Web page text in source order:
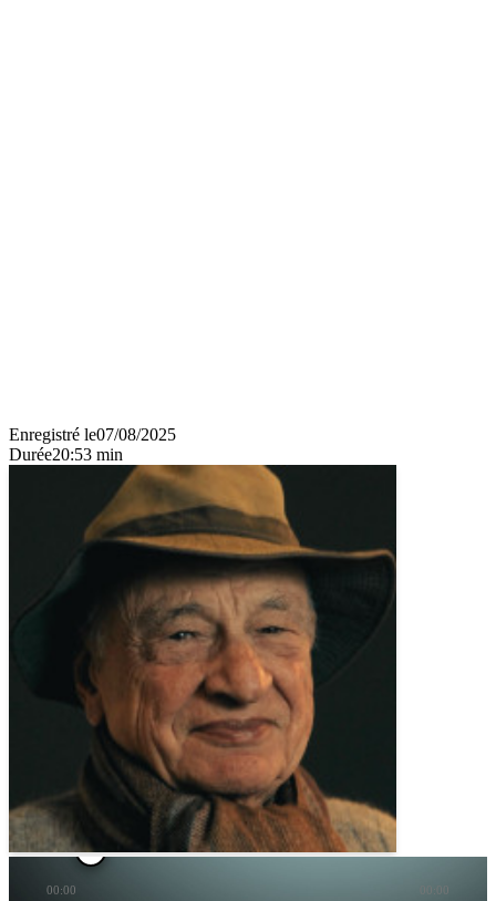
Enregistré le07/08/2025
Durée20:53 min
00:00 00:00